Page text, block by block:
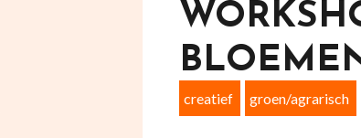
creatief groen/agrarisch